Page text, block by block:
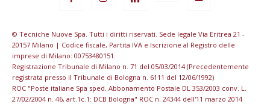
© Tecniche Nuove Spa. Tutti i diritti riservati. Sede legale Via Eritrea 21 -
20157 Milano | Codice fiscale, Partita IVA e Iscrizione al Registro delle
imprese di Milano: 00753480151
Registrazione Tribunale di Milano n. 71 del 05/03/2014 (Precedentemente
registrata presso il Tribunale di Bologna n. 6111 del 12/06/1992)
ROC "Poste italiane Spa sped. Abbonamento Postale DL 353/2003 conv. L.
27/02/2004 n. 46, art.1c.1: DCB Bologna" ROC n. 24344 dell'11 marzo 2014